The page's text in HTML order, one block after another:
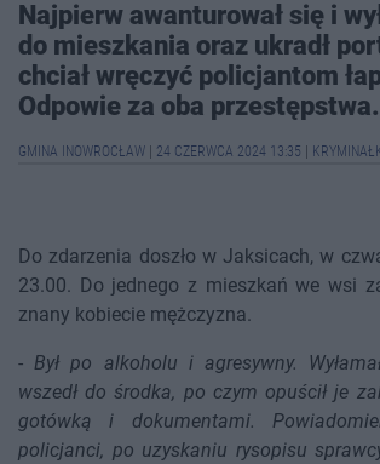
Najpierw awanturował się i
do mieszkania oraz ukradł
chciał wręczyć policjantom
Odpowie za oba przestępstwa.
GMINA INOWROCŁAW 24 CZERWCA 2024 13:35
Do zdarzenia doszło w Jaksicach, w
23.00. Do jednego z mieszkań we wsi
znany kobiecie mężczyzna.
-Był po alkoholu i agresywny.
wszedł do środka, po czym opuścił je
gotówką i dokumentami.
policjanci, po uzyskaniu rysopisu